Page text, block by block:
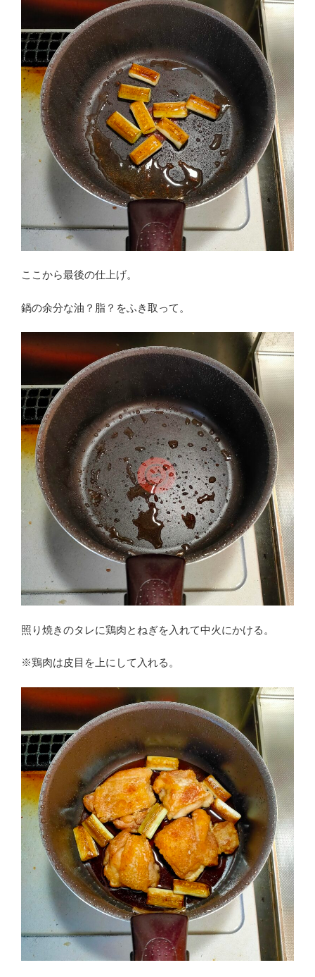
ここから最後の仕上げ。
鍋の余分な油？脂？をふき取って。
照り焼きのタレに鶏肉とねぎを入れて中火にかける。
※鶏肉は皮目を上にして入れる。